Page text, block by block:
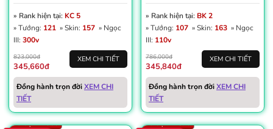
» Rank hiện tại:
KC 5
» Tướng: 121 » Skin: 157
III: 300v
823,000đ
345,660đ
XEM CHI TIẾT
Đồng hành trọn đờiXEM CHI
TIẾT
» Rank hiện tại:
BK 2
» Tướng: 107 » Skin: 163
III: 110v
786,000đ
345,840đ
XEM CHI TIẾT
Đồng hành trọn đờiXEM CHI
TIẾT
Vàng: 222K
Dấu ấn: 1
Thẻ đổi tên: 6
Số trận: 1.833
Win: 52%
Dấu ấn: 6
Số trận: 4.879